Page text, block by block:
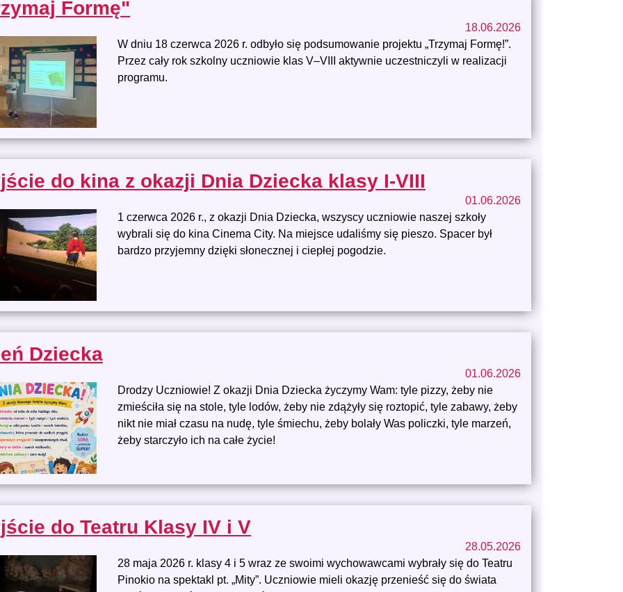
Formę"
18.06.2026
W dniu 18 czerwca 2026 r. odbyło się podsumowanie projektu „Trzymaj Formę!”.
Przez cały rok szkolny uczniowie klas V–VIII aktywnie uczestniczyli w realizacji
programu.
do kina z okazji Dnia Dziecka klasy I-VIII
01.06.2026
1 czerwca 2026 r., z okazji Dnia Dziecka, wszyscy uczniowie naszej szkoły
wybrali się do kina Cinema City. Na miejsce udaliśmy się pieszo. Spacer był
bardzo przyjemny dzięki słonecznej i ciepłej pogodzie.
Dziecka
01.06.2026
Drodzy Uczniowie! Z okazji Dnia Dziecka życzymy Wam: tyle pizzy, żeby nie
zmieściła się na stole, tyle lodów, żeby nie zdążyły się roztopić, tyle zabawy, żeby
nikt nie miał czasu na nudę, tyle śmiechu, żeby bolały Was policzki, tyle marzeń,
żeby starczyło ich na całe życie!
do Teatru Klasy IV i V
28.05.2026
28 maja 2026 r. klasy 4 i 5 wraz ze swoimi wychowawcami wybrały się do Teatru
Pinokio na spektakl pt. „Mity”. Uczniowie mieli okazję przenieść się do świata